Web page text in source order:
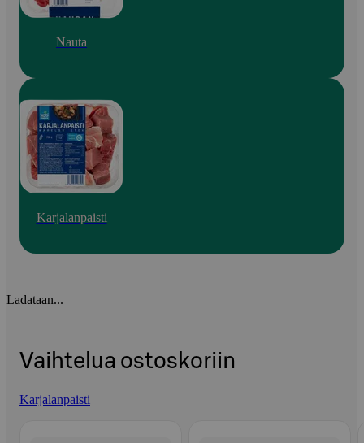
Nauta
Karjalanpaisti
Ladataan...
Vaihtelua ostoskoriin
Karjalanpaisti